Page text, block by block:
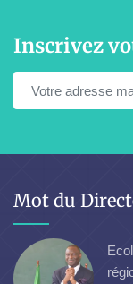
Inscrivez
Mot du